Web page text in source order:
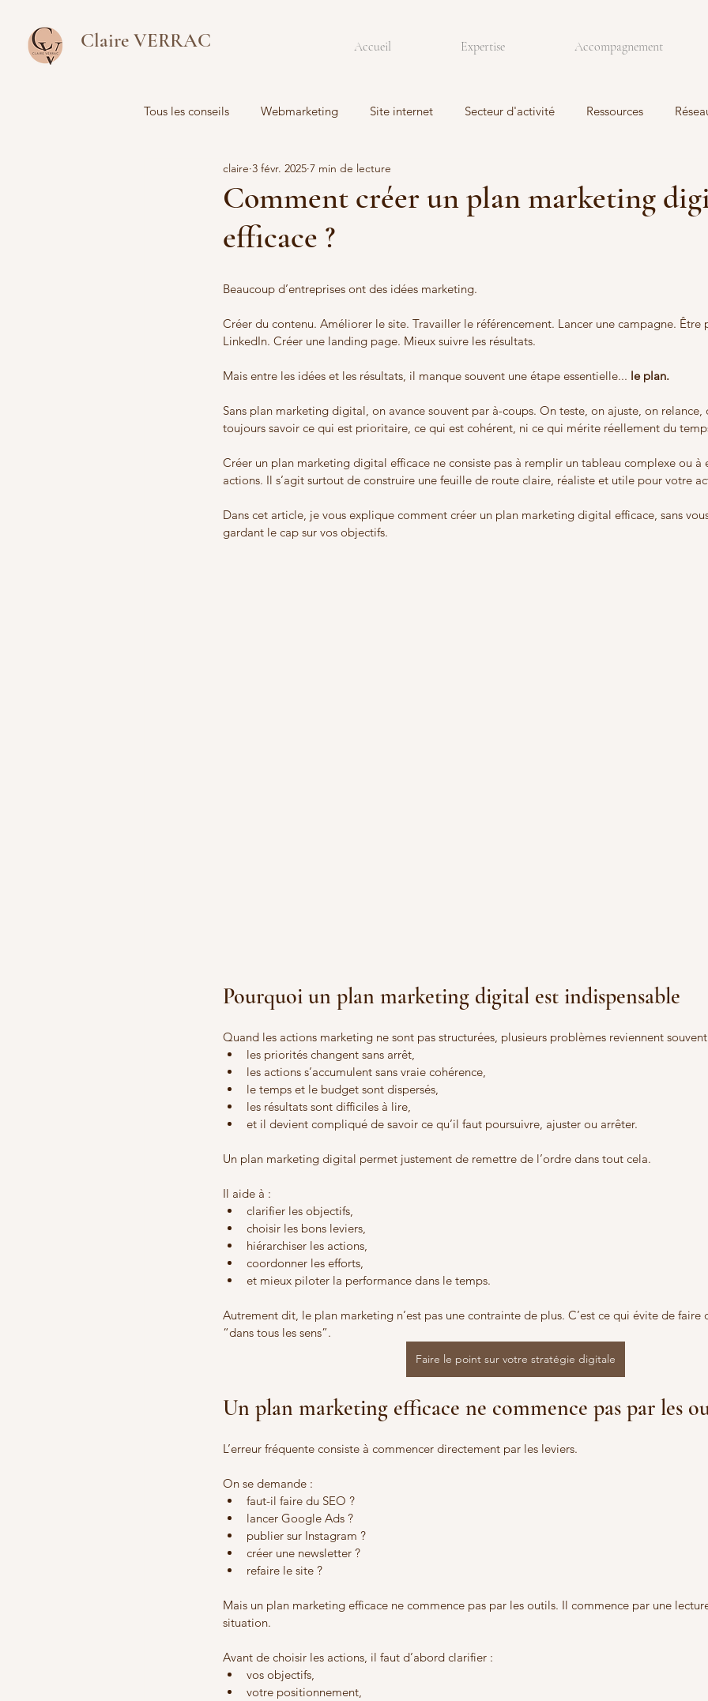
Claire VERRAC Accueil Expertise Accompagnement
Tous les conseils Webmarketing Site internet Secteur d'activité Ressources
Analyse de données
Comment créer un plan marketing
efficace ?
claire 3 févr. 2025 7 min de lecture
Beaucoup d’entreprises ont des idées marketing.
Créer du contenu. Améliorer le site. Travailler le référencement. Lancer une campagne. Être
LinkedIn. Créer une landing page. Mieux suivre les résultats.
Mais entre les idées et les résultats, il manque souvent une étape essentielle... le plan.
Sans plan marketing digital, on avance souvent par à-coups. On teste, on ajuste, on
toujours savoir ce qui est prioritaire, ce qui est cohérent, ni ce qui mérite réellement du
Créer un plan marketing digital efficace ne consiste pas à remplir un tableau complexe ou
actions. Il s’agit surtout de construire une feuille de route claire, réaliste et utile pour votre
Dans cet article, je vous explique comment créer un plan marketing digital efficace, sans
gardant le cap sur vos objectifs.
Pourquoi un plan marketing digital est indispensable
Quand les actions marketing ne sont pas structurées, plusieurs problèmes reviennent
les priorités changent sans arrêt,
les actions s’accumulent sans vraie cohérence,
le temps et le budget sont dispersés,
les résultats sont difficiles à lire,
et il devient compliqué de savoir ce qu’il faut poursuivre, ajuster ou arrêter.
Un plan marketing digital permet justement de remettre de l’ordre dans tout cela.
Il aide à :
clarifier les objectifs,
choisir les bons leviers,
hiérarchiser les actions,
coordonner les efforts,
et mieux piloter la performance dans le temps.
Autrement dit, le plan marketing n’est pas une contrainte de plus. C’est ce qui évite de
“dans tous les sens”.
Faire le point sur votre stratégie digitale
Un plan marketing efficace ne commence pas par les
L’erreur fréquente consiste à commencer directement par les leviers.
On se demande :
faut-il faire du SEO ?
lancer Google Ads ?
publier sur Instagram ?
créer une newsletter ?
refaire le site ?
Mais un plan marketing efficace ne commence pas par les outils. Il commence par une
situation.
Avant de choisir les actions, il faut d’abord clarifier :
vos objectifs,
votre positionnement,